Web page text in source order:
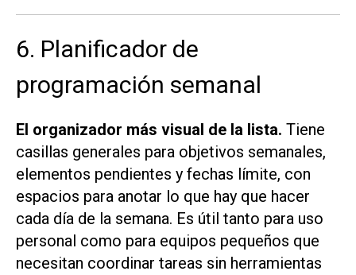
6. Planificador de
programación semanal
El organizador más visual de la lista. Tiene
casillas generales para objetivos semanales,
elementos pendientes y fechas límite, con
espacios para anotar lo que hay que hacer
cada día de la semana. Es útil tanto para uso
personal como para equipos pequeños que
necesitan coordinar tareas sin herramientas